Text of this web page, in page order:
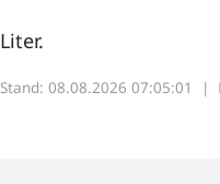
Liter.
Stand: 08.08.2026 07:05:01 |